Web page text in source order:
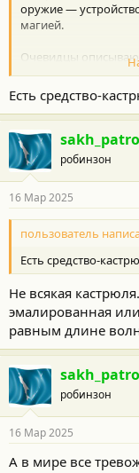
оружие —
магией.
Очевидцы
кто-то чувствовал,
Но самое лютое —
не спасают. Люди
https://
71a3fd8.mp4
Есть средство-
робинзон
16 Мар 2025
пользователь
Есть средство-
Не всякая
эмалированная
равным длине
робинзон
16 Мар 2025
А в мире все